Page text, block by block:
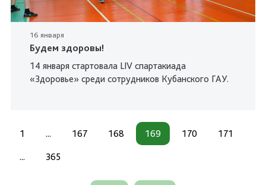
16 января
Будем здоровы!
14 января стартовала LIV спартакиада
«Здоровье» среди сотрудников Кубанского ГАУ.
1 ... 167 168 169 170 171
... 365